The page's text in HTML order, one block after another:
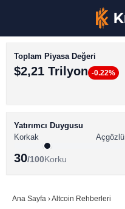
BİTCOİN HABERLERİ
ALTCOİN HABERLERİ
SÖZLÜK
Toplam Piyasa Değeri
$2,21 Trilyon -0.22%
Yatırımcı Duygusu
Korkak
Açgözlü
30/100Korku
Ana Sayfa ›Altcoin Rehberleri